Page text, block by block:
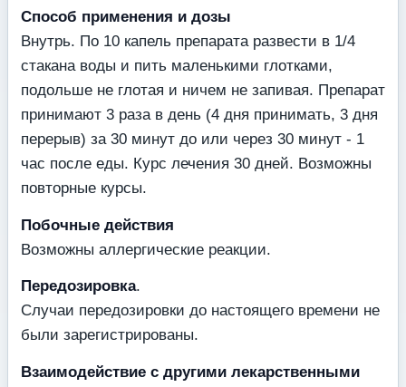
Способ применения и дозы
Внутрь. По 10 капель препарата развести в 1/4
стакана воды и пить маленькими глотками,
подольше не глотая и ничем не запивая. Препарат
принимают 3 раза в день (4 дня принимать, 3 дня
перерыв) за 30 минут до или через 30 минут - 1
час после еды. Курс лечения 30 дней. Возможны
повторные курсы.
Побочные действия
Возможны аллергические реакции.
Передозировка.
Случаи передозировки до настоящего времени не
были зарегистрированы.
Взаимодействие с другими лекарственными